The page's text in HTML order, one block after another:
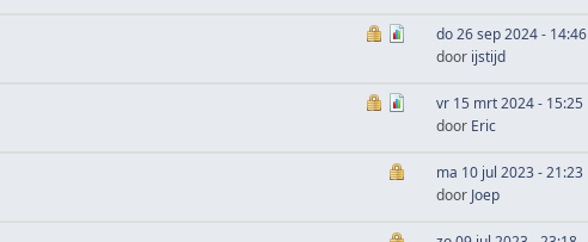
do 26 sep 2024 - 14:46
door ijstijd
vr 15 mrt 2024 - 15:25
door Eric
ma 10 jul 2023 - 21:23
door Joep